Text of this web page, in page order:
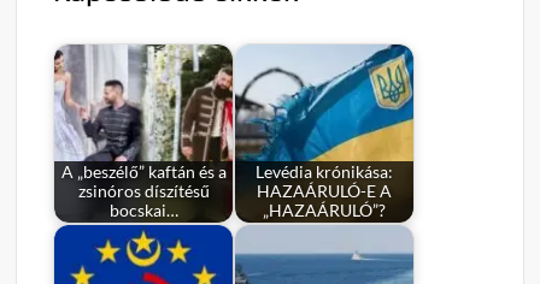
A „beszélő” kaftán és a
zsinóros díszítésű
bocskai…
Levédia krónikása:
HAZAÁRULÓ-E A
„HAZAÁRULÓ”?